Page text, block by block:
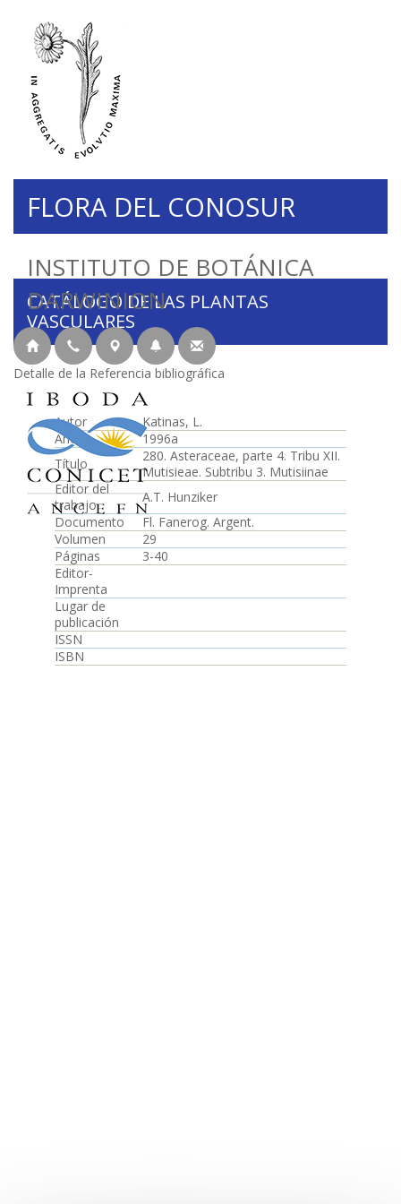
INSTITUTO DE BOTÁNICA
DARWINION
FLORA DEL CONOSUR
CATÁLOGO DE LAS PLANTAS
VASCULARES
Detalle de la Referencia bibliográfica
Autor
Katinas, L.
Año
1996a
Título
280. Asteraceae, parte 4. Tribu XII.
Mutisieae. Subtribu 3. Mutisiinae
Editor del
trabajo
A.T. Hunziker
Documento
Fl. Fanerog. Argent.
Volumen
29
Páginas
3-40
Editor-
Imprenta
Lugar de
publicación
ISSN
ISBN